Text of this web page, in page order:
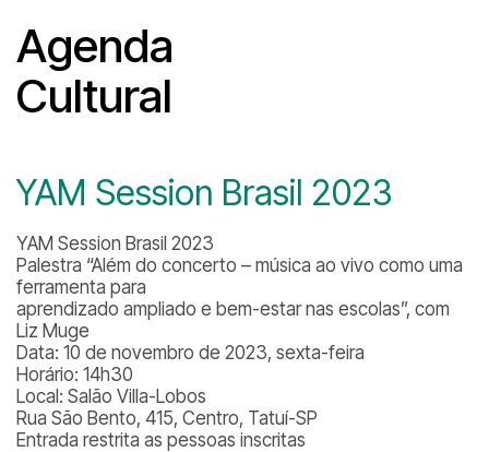
Agenda
Cultural
YAM Session Brasil 2023
YAM Session Brasil 2023
Palestra “Além do concerto – música ao vivo como uma
ferramenta para
aprendizado ampliado e bem-estar nas escolas”, com
Liz Muge
Data: 10 de novembro de 2023, sexta-feira
Horário: 14h30
Local: Salão Villa-Lobos
Rua São Bento, 415, Centro, Tatuí-SP
Entrada restrita as pessoas inscritas